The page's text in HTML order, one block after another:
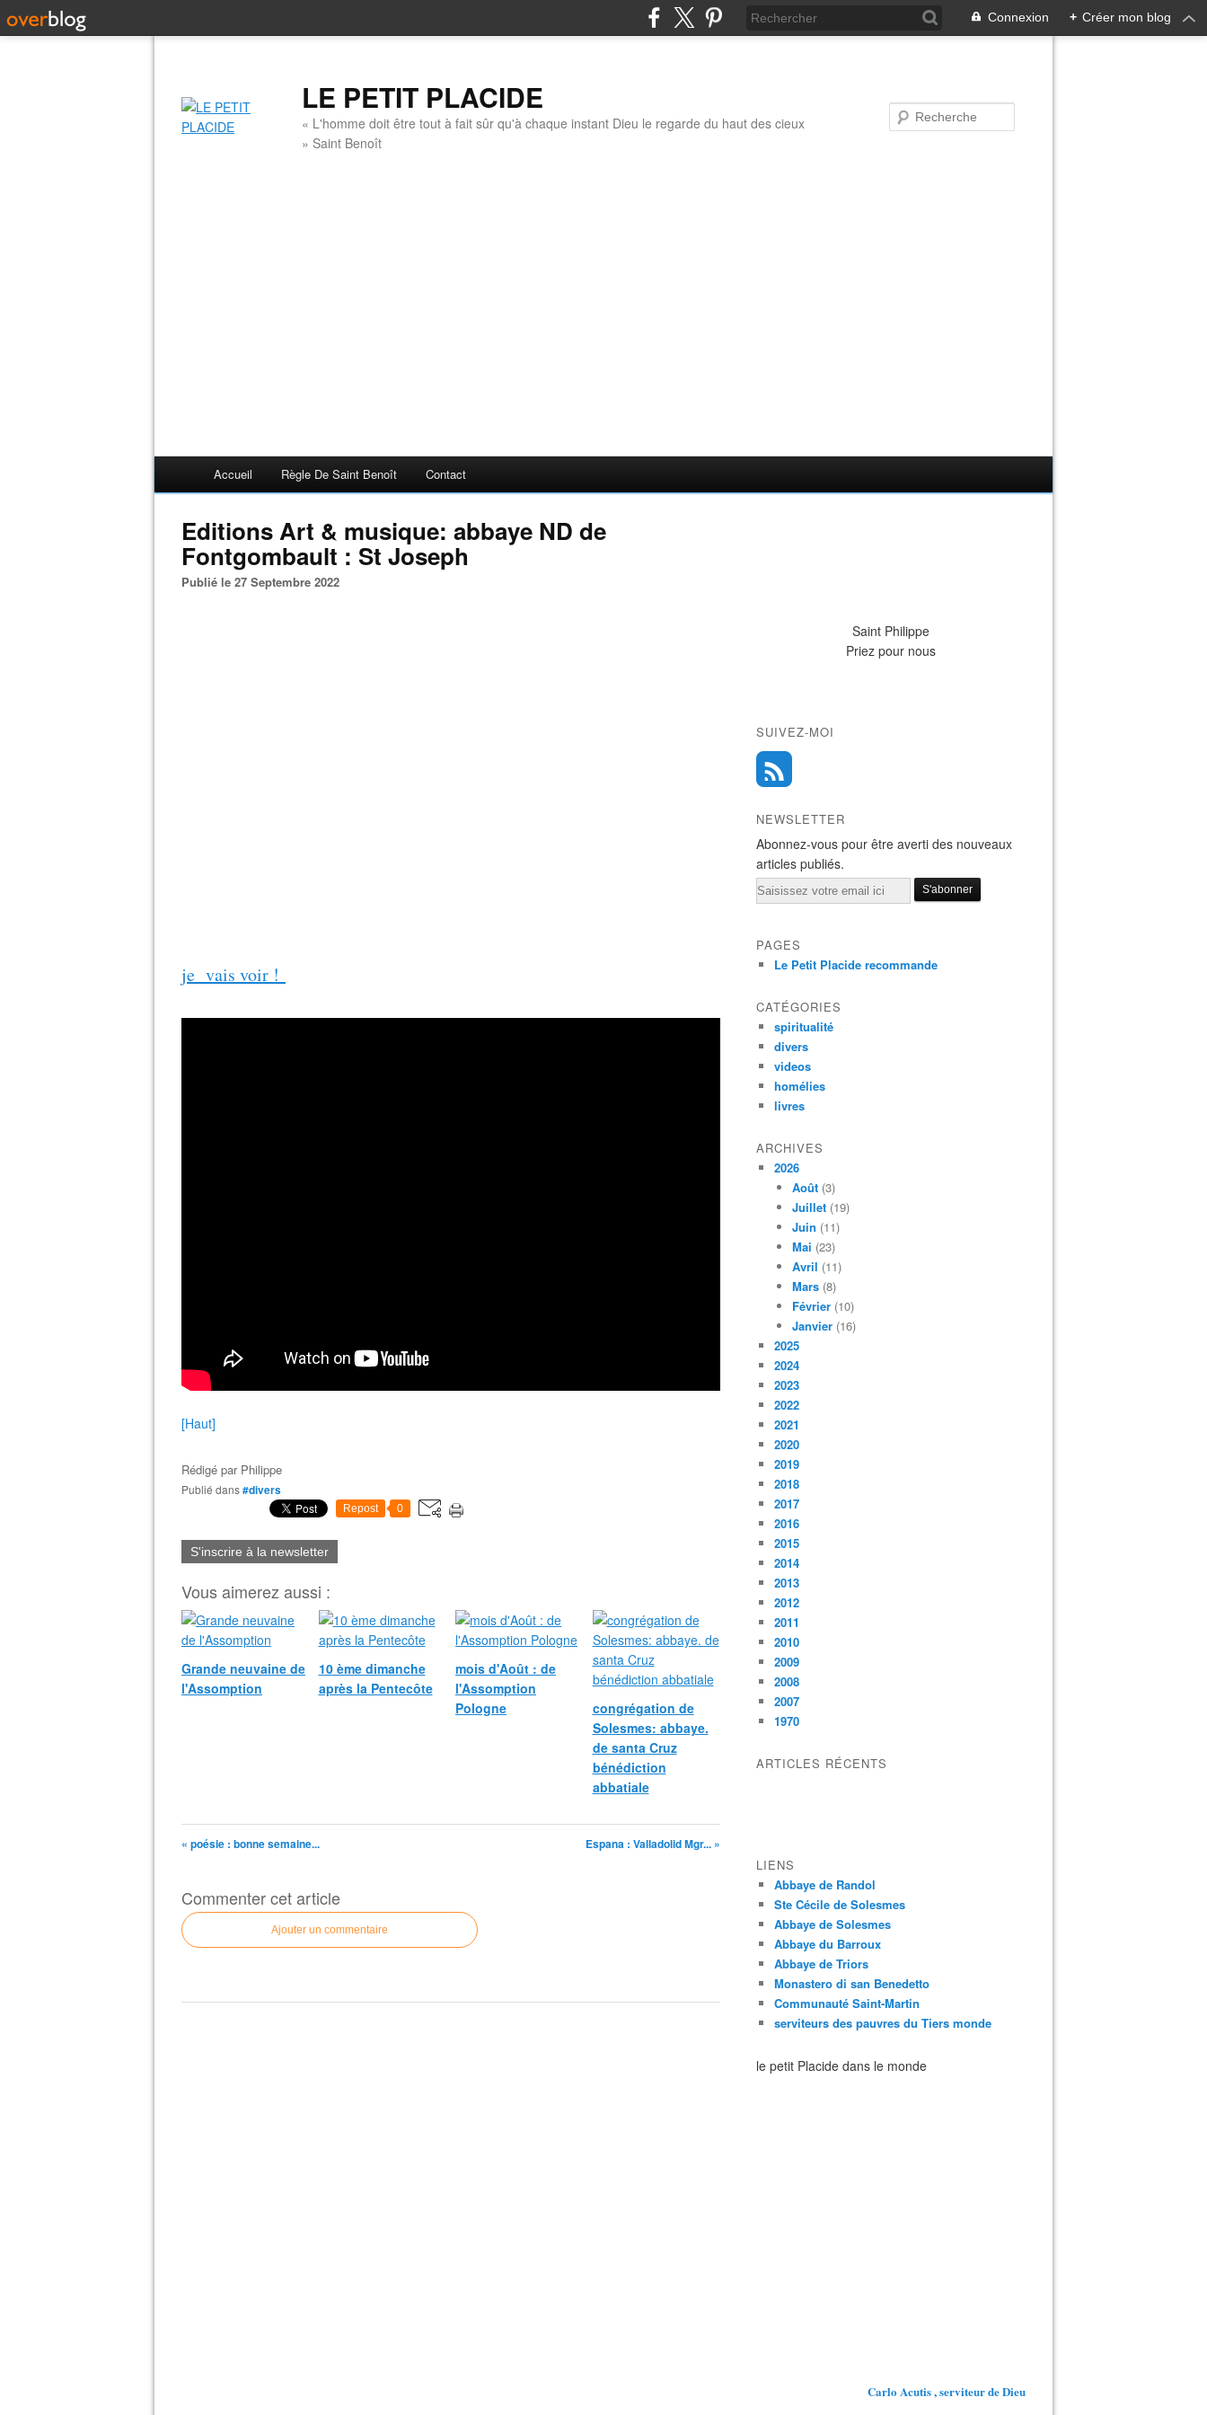
Connexion + Créer mon blog
LE PETIT PLACIDE
« L'homme doit être tout à fait sûr qu'à chaque instant Dieu le regarde du haut des cieux
» Saint Benoît
Accueil Règle De Saint Benoît Contact
Editions Art & musique: abbaye ND de
Fontgombault : St Joseph
Publié le 27 Septembre 2022
je vais voir !
[Haut]
Rédigé par Philippe
Publié dans#divers
Repost 0
S'inscrire à la newsletter
Vous aimerez aussi :
Grande neuvaine de
l'Assomption
10 ème dimanche
après la Pentecôte
mois d'Août : de
l'Assomption
Pologne
congrégation de
Solesmes: abbaye.
de santa Cruz
bénédiction
abbatiale
« poésie : bonne semaine... Espana : Valladolid Mgr... »
Commenter cet article
Ajouter un commentaire
Saint Philippe
Priez pour nous
SUIVEZ-MOI
NEWSLETTER
Abonnez-vous pour être averti des nouveaux
articles publiés.
Email
PAGES
Le Petit Placide recommande
CATÉGORIES
spiritualité
divers
videos
homélies
livres
ARCHIVES
2026
Août (3)
Juillet (19)
Juin (11)
Mai (23)
Avril (11)
Mars (8)
Février (10)
Janvier (16)
2025
2024
2023
2022
2021
2020
2019
2018
2017
2016
2015
2014
2013
2012
2011
2010
2009
2008
2007
1970
ARTICLES RÉCENTS
LIENS
Abbaye de Randol
Ste Cécile de Solesmes
Abbaye de Solesmes
Abbaye du Barroux
Abbaye de Triors
Monastero di san Benedetto
Communauté Saint-Martin
serviteurs des pauvres du Tiers monde
le petit Placide dans le monde
Carlo Acutis , serviteur de Dieu